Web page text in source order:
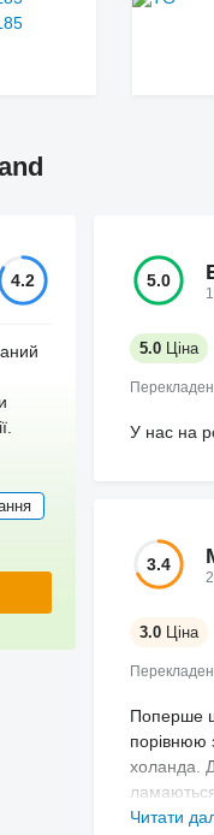
4.2 5.0
5.0 Ціна
У нас на
3.4
3.0 Ціна
Поперше
порівнюю
холанда.
ростуть
Читати